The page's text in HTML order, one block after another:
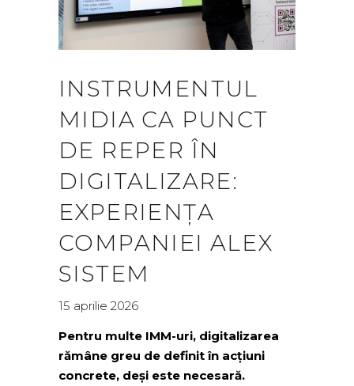
INSTRUMENTUL
MIDIA CA PUNCT
DE REPER ÎN
DIGITALIZARE:
EXPERIENȚA
COMPANIEI ALEX
SISTEM
15 aprilie 2026
Pentru multe IMM-uri, digitalizarea
rămâne greu de definit în acțiuni
concrete, deși este necesară.